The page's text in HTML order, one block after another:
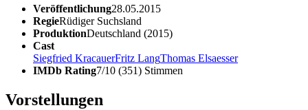
Veröffentlichung28.05.2015
RegieRüdiger Suchsland
ProduktionDeutschland (2015)
Cast
Siegfried KracauerFritz LangThomas Elsaesser
IMDb Rating7/10 (351) Stimmen
Vorstellungen